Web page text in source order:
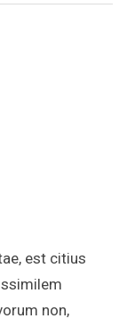
est citius
non,